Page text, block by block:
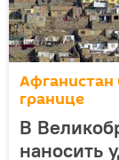
Афганистан
границе
В
наносить